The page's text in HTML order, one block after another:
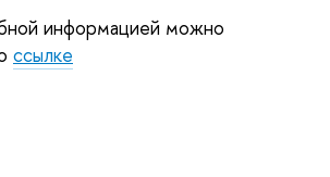
информацией можно
ссылке